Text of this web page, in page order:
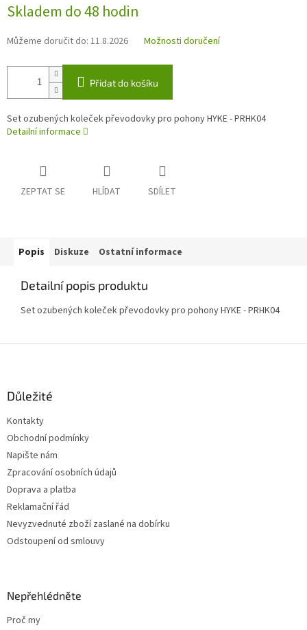
cena:
Skladem do 48 hodin
Můžeme doručit do: 11.8.2026 Možnosti doručení
Přidat do košíku
Set ozubených koleček převodovky pro pohony HYKE - PRHK04
Detailní informace
ZEPTAT SE HLÍDAT SDÍLET
Popis Diskuze Ostatní informace
Detailní popis produktu
Set ozubených koleček převodovky pro pohony HYKE - PRHK04
Důležité
Kontakty
Obchodní podmínky
Napište nám
Zpracování osobních údajů
Doprava a platba
Reklamační řád
Nevyzvednuté zboží zaslané na dobírku
Odstoupení od smlouvy
Nepřehlédněte
Proč my